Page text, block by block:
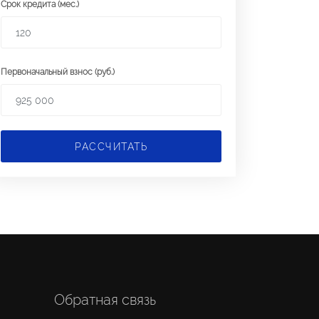
Срок кредита (мес.)
Первоначальный взнос (руб.)
РАССЧИТАТЬ
Обратная связь